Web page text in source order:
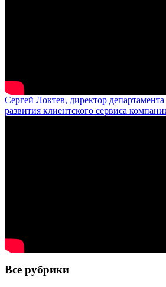
Сергей Локтев, директор
развития клиентского сервиса
Все рубрики